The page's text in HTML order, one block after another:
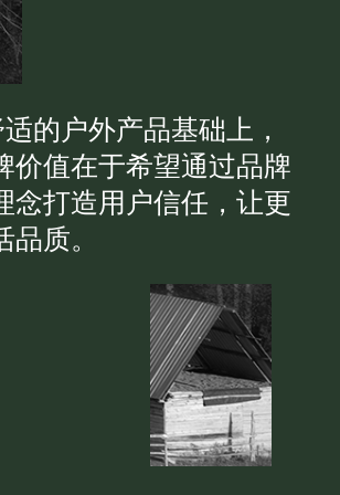
的户外产品基础上，
价值在于希望通过品牌
念打造用户信任，让更
质。